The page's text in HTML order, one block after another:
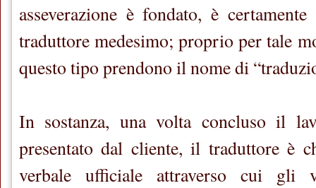
asseverazione è fondato, è
traduttore medesimo; proprio per tale
questo tipo prendono il nome di
In sostanza, una volta concluso il
presentato dal cliente, il traduttore è
verbale ufficiale attraverso cui gli